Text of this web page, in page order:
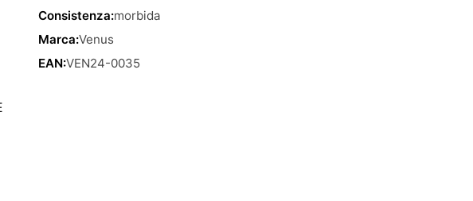
Consistenza:morbida
Marca:Venus
EAN:VEN24-0035